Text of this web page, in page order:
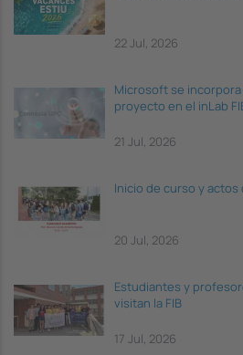
22 Jul, 2026
Microsoft se incorpora
proyecto en el inLab
21 Jul, 2026
Inicio de curso y actos
20 Jul, 2026
Estudiantes y
visitan la FIB
17 Jul, 2026